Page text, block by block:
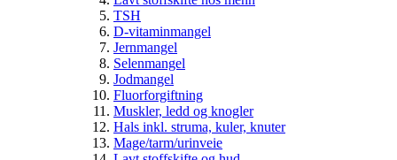
TSH
D-vitaminmangel
Jernmangel
Selenmangel
Jodmangel
Fluorforgiftning
Muskler, ledd og knogler
Hals inkl. struma, kuler, knuter
Mage/tarm/urinveie